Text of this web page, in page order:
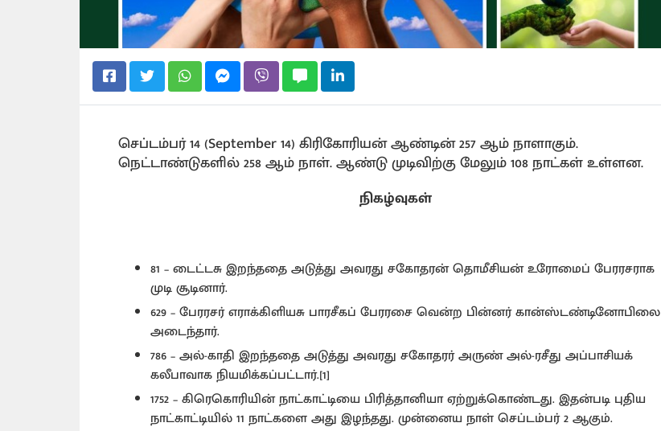
செப்டம்பர் 14 (September 14) கிரிகோரியன் ஆண்டின் 257 ஆம் நாளாகும்.
நெட்டாண்டுகளில் 258 ஆம் நாள். ஆண்டு முடிவிற்கு மேலும் 108 நாட்கள் உள்ளன.
நிகழ்வுகள்
81 – டைட்டசு இறந்ததை அடுத்து அவரது சகோதரன் தொமீசியன் உரோமைப் பேரரசராக
முடி சூடினார்.
629 – பேரரசர் எராக்கிளியசு பாரசீகப் பேரரசை வென்ற பின்னர் கான்ஸ்டண்டினோபிலை
அடைந்தார்.
786 – அல்-காதி இறந்ததை அடுத்து அவரது சகோதரர் அருண் அல்-ரசீது அப்பாசியக்
கலீபாவாக நியமிக்கப்பட்டார்.[1]
1752 – கிரெகொரியின் நாட்காட்டியை பிரித்தானியா ஏற்றுக்கொண்டது. இதன்படி புதிய
நாட்காட்டியில் 11 நாட்களை அது இழந்தது. முன்னைய நாள் செப்டம்பர் 2 ஆகும்.